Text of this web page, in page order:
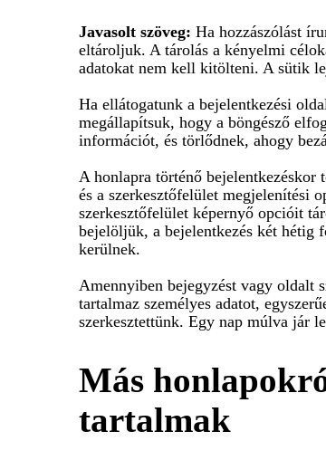
Javasolt szöveg: Ha hozzászólást
eltároljuk. A tárolás a kényelmi
adatokat nem kell kitölteni. A sütik
Ha ellátogatunk a bejelentkezési
megállapítsuk, hogy a böngésző
információt, és törlődnek, ahogy
A honlapra történő
és a szerkesztőfelület megjelenítési
szerkesztőfelület képernyő opcióit
bejelöljük, a bejelentkezés két hétig
kerülnek.
Amennyiben bejegyzést vagy oldalt
tartalmaz személyes adatot,
szerkesztettünk. Egy nap múlva jár
Más
tartalmak